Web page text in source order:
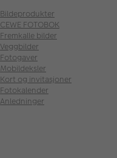
Bildeprodukter
CEWE FOTOBOK
Fremkalle bilder
Veggbilder
Fotogaver
Mobildeksler
Kort og invitasjoner
Fotokalender
Anledninger